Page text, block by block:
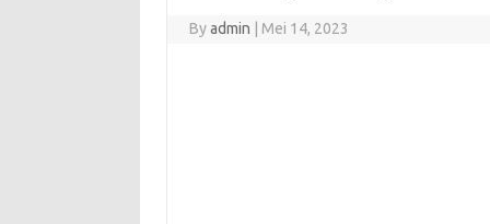
Byadmin Mei 14, 2023